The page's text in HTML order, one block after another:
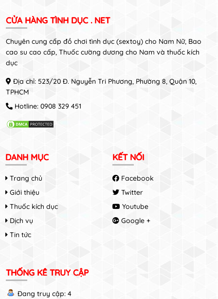
CỬA HÀNG TÌNH DỤC . NET
Chuyên cung cấp đồ chơi tình dục (sextoy) cho Nam Nữ, Bao
cao su cao cấp, Thuốc cường dương cho Nam và thuốc kích
dục
Địa chỉ: 523/20 Đ. Nguyễn Tri Phương, Phường 8, Quận 10,
TPHCM
Hotline: 0908 329 451
DANH MỤC
Trang chủ
Giới thiệu
Thuốc kích dục
Dịch vụ
Tin tức
KẾT NỐI
Facebook
Twitter
Youtube
Google +
THỐNG KÊ TRUY CẬP
Đang truy cập: 4